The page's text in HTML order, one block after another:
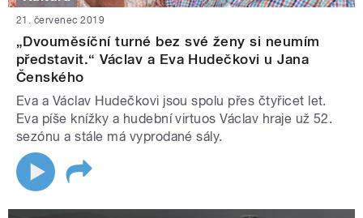
21. červenec 2019
„Dvouměsíční turné bez své ženy si neumím
představit.“ Václav a Eva Hudečkovi u Jana
Čenského
Eva a Václav Hudečkovi jsou spolu přes čtyřicet let.
Eva píše knížky a hudební virtuos Václav hraje už 52.
sezónu a stále má vyprodané sály.